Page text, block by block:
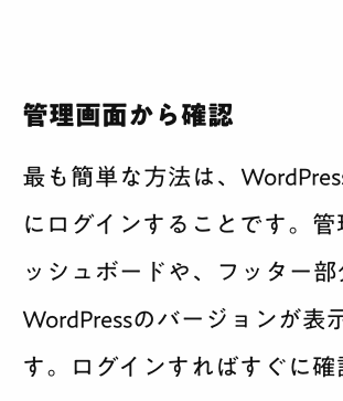
管理画面から確認
最も簡単な方法は、
にログインすることです。
ッシュボードや、フッター
WordPressのバージョンが表
す。ログインすればすぐに確